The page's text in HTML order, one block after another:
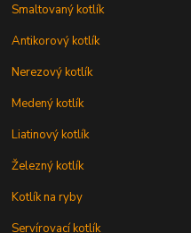
Smaltovaný kotlík
Antikorový kotlík
Nerezový kotlík
Medený kotlík
Liatinový kotlík
Železný kotlík
Kotlík na ryby
Servírovací kotlík